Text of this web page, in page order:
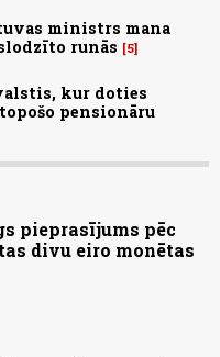
ministrs mana
runās
5
kur doties
pensionāru
pieprasījums pēc
divu eiro monētas